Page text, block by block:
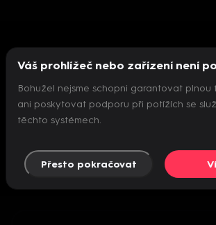
Nepodařilo se inicializovat
Váš prohlížeč nebo zařízení není
Bohužel nejsme schopni garantovat plnou
ani poskytovat podporu při potížích se
těchto systémech.
Přesto pokračovat